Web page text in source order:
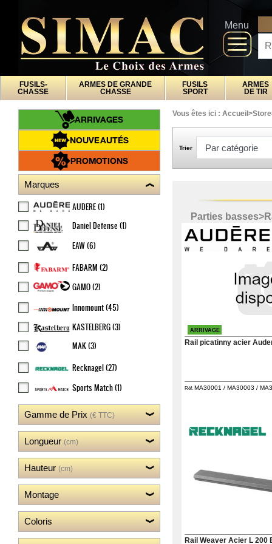
Menu
Arrivages
Nouveautés
Promotions
Packs
Top
ventes
Fusils-
chasse
‣
Armes
De
Grande
Chasse
‣
Fusils
Sport
‣
Armes
De Tir‣
Air
Comprimé
‣
Défense
‣
Accessoires
‣
Accessoires
‣
Montages
Sport‣
Accueil
Marques
Points
de
vente
Téléchargement
Extension
de
Garantie
Fair
Contacts
Fermer
FUSILS-
CHASSE
ARMES DE GRANDE
CHASSE
FUSILS
SPORT
ARMES
DE TIR
ARRIVAGES
NOUVEAUTÉS
PROMOTIONS
Marques
AUDERE(1)
Daniel Defense (1)
EAW(6)
FABARM (2)
GAMO(2)
Innomount(45)
KASTELBERG(3)
MAK(3)
Recknagel(27)
Sports Match(1)
Gamme de Prix (€ TTC)
Longueur (cm)
Hauteur (cm)
Montage
Coloris
Vous êtes ici : Accueil >Store
Trier
Parties basses>
Rail picatinny acier
ARRIVAGE
Réf. MA30001 / MA30003 /
Rail Weaver Acier L 200